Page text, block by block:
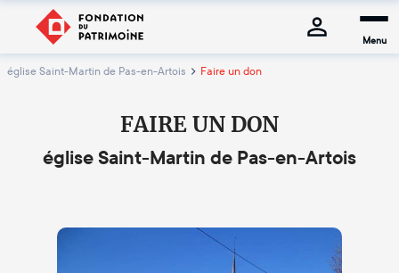
Menu
église Saint-Martin de Pas-en-Artois Faire un don
FAIRE UN DON
église Saint-Martin de Pas-en-Artois